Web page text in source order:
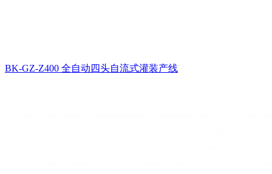
BK-GZ-Z400 全自动四头自流式灌装产线